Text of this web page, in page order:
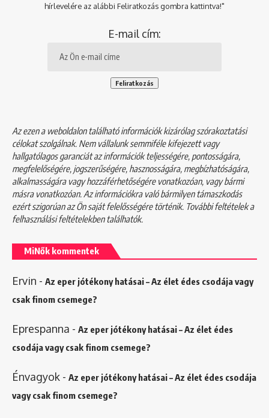
hírlevelére az alábbi Feliratkozás gombra kattintva!"
E-mail cím:
Az ezen a weboldalon található információk kizárólag szórakoztatási
célokat szolgálnak. Nem vállalunk semmiféle kifejezett vagy
hallgatólagos garanciát az információk teljességére, pontosságára,
megfelelőségére, jogszerűségére, hasznosságára, megbízhatóságára,
alkalmasságára vagy hozzáférhetőségére vonatkozóan, vagy bármi
másra vonatkozóan. Az információkra való bármilyen támaszkodás
ezért szigorúan az Ön saját felelősségére történik. További feltételek a
felhasználási feltételekbentalálhatók.
MiNők kommentek
Ervin - Az eper jótékony hatásai – Az élet édes csodája vagy
csak finom csemege?
Eprespanna - Az eper jótékony hatásai – Az élet édes
csodája vagy csak finom csemege?
Énvagyok - Az eper jótékony hatásai – Az élet édes csodája
vagy csak finom csemege?